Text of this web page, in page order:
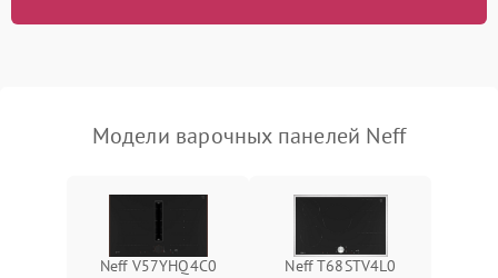
Модели варочных панелей Neff
Neff V57YHQ4C0 Neff T68STV4L0